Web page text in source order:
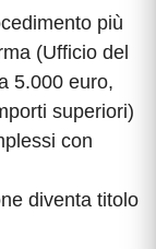
più
(Ufficio del
5.000 euro,
superiori)
con
diventa titolo